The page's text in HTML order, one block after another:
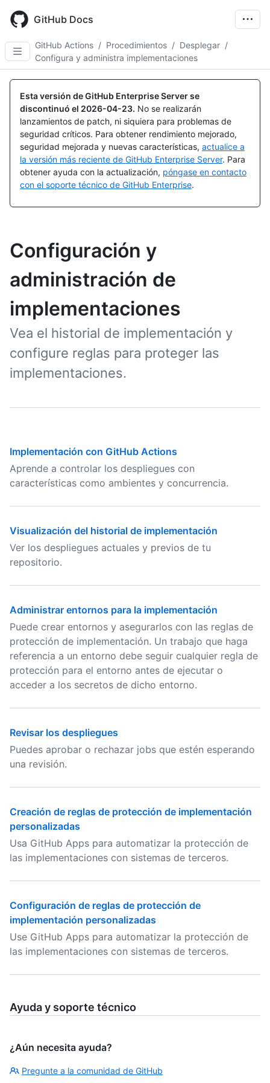
main
content
GitHub Docs
GitHub Actions / Procedimientos / Desplegar /
Configura y administra implementaciones
Esta versión de GitHub Enterprise Server se
discontinuó el 2026-04-23. No se realizarán
lanzamientos de patch, ni siquiera para problemas de
seguridad críticos. Para obtener rendimiento mejorado,
seguridad mejorada y nuevas características, actualice a
la versión más reciente de GitHub Enterprise Server. Para
obtener ayuda con la actualización, póngase en contacto
con el soporte técnico de GitHub Enterprise.
Configuración y
administración de
implementaciones
Vea el historial de implementación y
configure reglas para proteger las
implementaciones.
Implementación con GitHub Actions
Aprende a controlar los despliegues con
características como ambientes y concurrencia.
Visualización del historial de implementación
Ver los despliegues actuales y previos de tu
repositorio.
Administrar entornos para la implementación
Puede crear entornos y asegurarlos con las reglas de
protección de implementación. Un trabajo que haga
referencia a un entorno debe seguir cualquier regla de
protección para el entorno antes de ejecutar o
acceder a los secretos de dicho entorno.
Revisar los despliegues
Puedes aprobar o rechazar jobs que estén esperando
una revisión.
Creación de reglas de protección de implementación
personalizadas
Usa GitHub Apps para automatizar la protección de
las implementaciones con sistemas de terceros.
Configuración de reglas de protección de
implementación personalizadas
Use GitHub Apps para automatizar la protección de
las implementaciones con sistemas de terceros.
Ayuda y soporte técnico
¿Aún necesita ayuda?
Pregunte a la comunidad de GitHub